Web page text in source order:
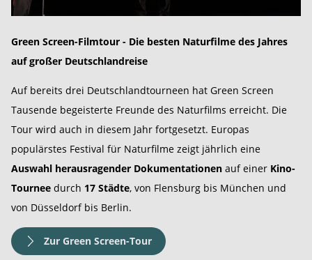
Green Screen-Filmtour - Die besten Naturfilme des Jahres
auf großer Deutschlandreise
Auf bereits drei Deutschlandtourneen hat Green Screen
Tausende begeisterte Freunde des Naturfilms erreicht. Die
Tour wird auch in diesem Jahr fortgesetzt. Europas
populärstes Festival für Naturfilme zeigt jährlich eine
Auswahl herausragender Dokumentationen auf einer Kino-
Tournee durch 17 Städte, von Flensburg bis München und
von Düsseldorf bis Berlin.
Zur Green Screen-Tour